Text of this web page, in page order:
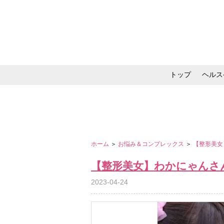
トップ ヘル
ホーム ＞ お悩み＆コンプレックス ＞ 【整形美
【整形美女】わかにゃん
2023-04-24